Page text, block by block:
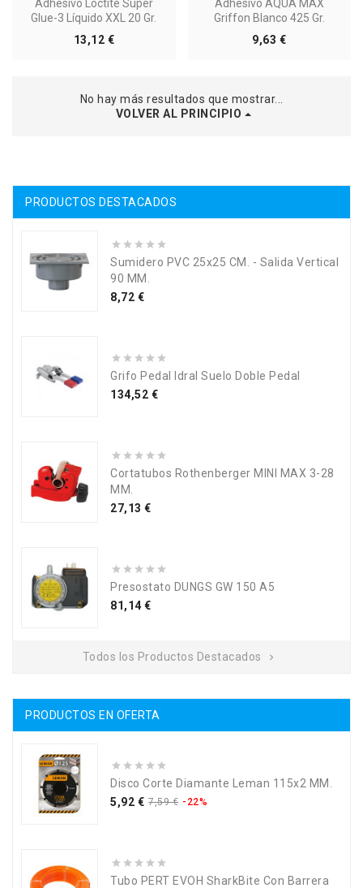
Adhesivo Loctite Super
Glue-3 Líquido XXL 20 Gr.
13,12 €Precio
Adhesivo AQUA MAX
Griffon Blanco 425 Gr.
9,63 €Precio
No hay más resultados que mostrar...
VOLVER AL PRINCIPIO
PRODUCTOS DESTACADOS
Sumidero PVC 25x25 CM. - Salida Vertical
90 MM.
Precio
8,72 €
Grifo Pedal Idral Suelo Doble Pedal
Precio
134,52 €
Cortatubos Rothenberger MINI MAX 3-28
MM.
Precio
27,13 €
Presostato DUNGS GW 150 A5
Precio
81,14 €
Todos los Productos Destacados 
PRODUCTOS EN OFERTA
Disco Corte Diamante Leman 115x2 MM.
5,92 € 7,59 € -22%
Tubo PERT EVOH SharkBite Con Barrera